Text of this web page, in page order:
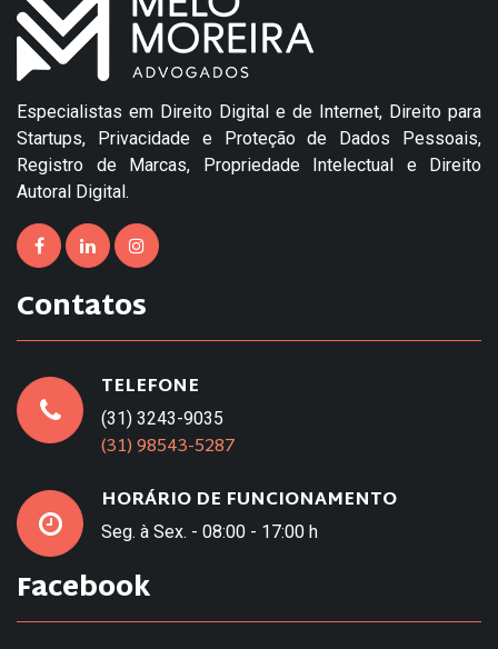
Especialistas em Direito Digital e de Internet, Direito para
Startups, Privacidade e Proteção de Dados Pessoais,
Registro de Marcas, Propriedade Intelectual e Direito
Autoral Digital.
Contatos
TELEFONE
(31) 3243-9035
(31) 98543-5287
HORÁRIO DE FUNCIONAMENTO
Seg. à Sex. - 08:00 - 17:00 h
Facebook